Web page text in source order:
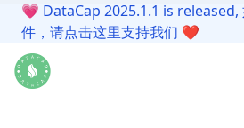
💗 DataCap 2025.1.1 is released,
件，请点击这里支持我们 ❤️